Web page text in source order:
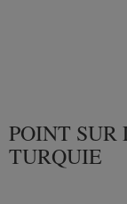
POINT
TURQUIE